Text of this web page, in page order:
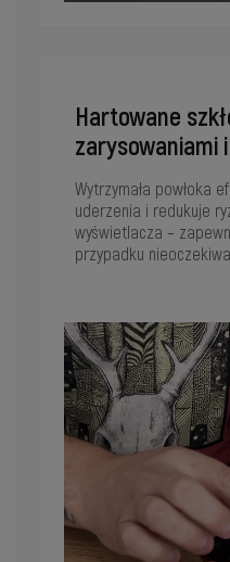
Hartowane
zarysowaniami
Wytrzymała powłoka
uderzenia i redukuje
wyświetlacza –
przypadku